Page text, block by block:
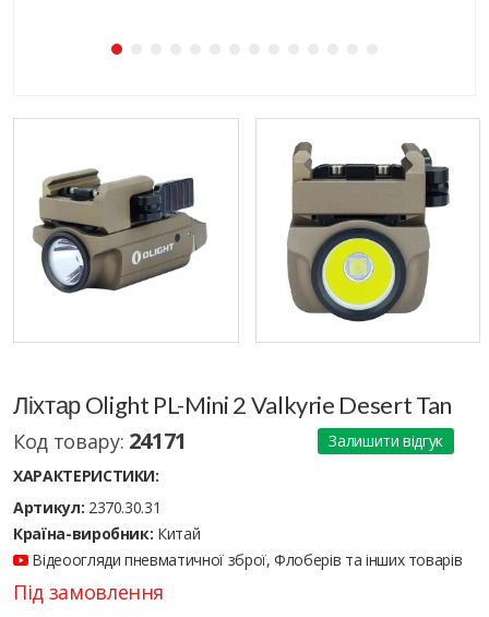
Ліхтар Olight PL-Mini 2 Valkyrie Desert Tan
Код товару: 24171
Залишити відгук
ХАРАКТЕРИСТИКИ:
Артикул: 2370.30.31
Країна-виробник: Китай
Відеоогляди пневматичної зброї, Флоберів та інших товарів
Під замовлення